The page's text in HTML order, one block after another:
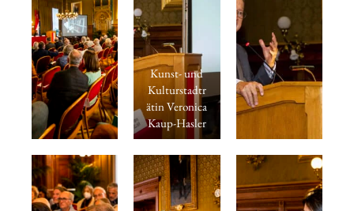
Kunst- und
Kulturstadtr
ätin Veronica
Kaup-Hasler